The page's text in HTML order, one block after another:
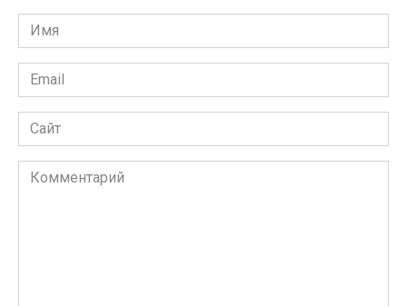
Имя
*
Email
*
Сайт
Комментарий